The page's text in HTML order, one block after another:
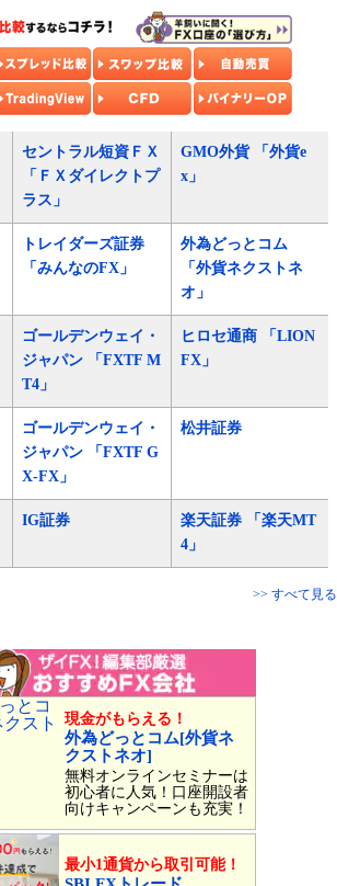
セントラル短資ＦＸ
「ＦＸダイレクトプ
ラス」
GMO外貨 「外貨e
x」
トレイダーズ証券
「みんなのFX」
外為どっとコム
「外貨ネクストネ
オ」
ゴールデンウェイ・
ジャパン 「FXTF M
T4」
ヒロセ通商 「LION
FX」
ゴールデンウェイ・
ジャパン 「FXTF G
X-FX」
松井証券
IG証券
楽天証券 「楽天MT
4」
>> すべて見る
現金がもらえる！
外為どっとコム[外貨ネ
クストネオ]
無料オンラインセミナーは
初心者に人気！口座開設者
向けキャンペーンも充実！
最小1通貨から取引可能！